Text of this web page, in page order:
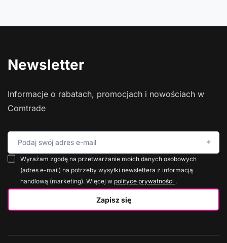
Newsletter
Informacje o rabatach, promocjach i nowościach w
Comtrade
Podaj swój adres e-mail
Zapisz się
Wyrażam zgodę na przetwarzanie moich danych osobowych
(adres e-mail) na potrzeby wysyłki newslettera z informacją
handlową (marketing). Więcej w polityce prywatności .